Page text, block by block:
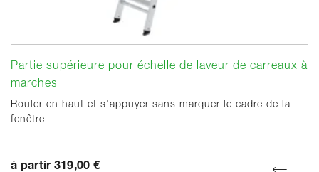
Partie supérieure pour échelle de laveur de carreaux à
marches
Rouler en haut et s'appuyer sans marquer le cadre de la
fenêtre
à partir 319,00 €